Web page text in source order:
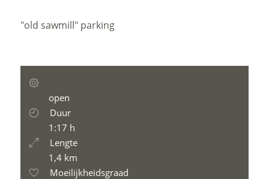
"old sawmill" parking
open
Duur
1:17 h
Lengte
1,4 km
Moeilijkheidsgraad